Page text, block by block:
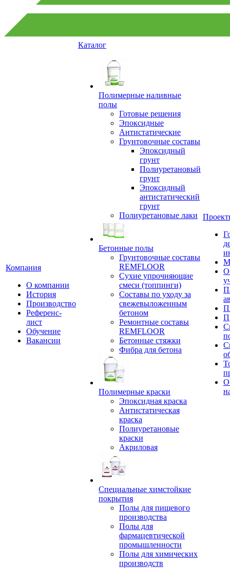
Компания
О компании
История
Производство
Референс-
лист
Обучение
Вакансии
Каталог
Полимерные наливные
полы
Готовые решения
Эпоксидные
Антистатические
Грунтовочные составы
Эпоксидный
грунт
Полиуретановый
грунт
Эпоксидный
антистатический
грунт
Полиуретановые лаки
Бетонные полы
Грунтовочные составы
REMFLOOR
Сухие упрочняющие
смеси (топпинги)
Составы по уходу за
свежевыложенным
бетоном
Ремонтные составы
REMFLOOR
Бетонные стяжки
Фибра для бетона
Полимерные краски
Эпоксидная краска
Антистатическая
краска
Полиуретановые
краски
Акриловая
Специальные химстойкие
покрытия
Полы для пищевого
производства
Полы для
фармацевтической
промышленности
Полы для химических
производств